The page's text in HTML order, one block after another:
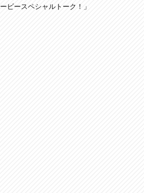
ービースペシャルトーク！」